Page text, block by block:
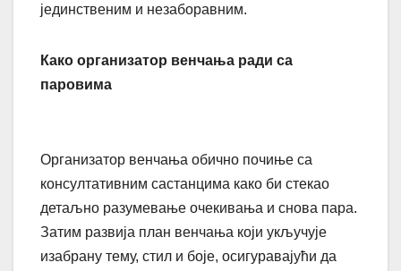
јединственим и незаборавним.
Како организатор венчања ради са
паровима
Организатор венчања обично почиње са
консултативним састанцима како би стекао
детаљно разумевање очекивања и снова пара.
Затим развија план венчања који укључује
изабрану тему, стил и боје, осигуравајући да